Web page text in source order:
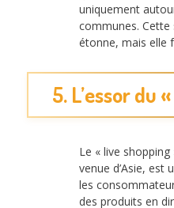
uniquement
communes. Cette
étonne, mais elle
5. L’essor du
Le « live
venue d’Asie, est
les
des produits en